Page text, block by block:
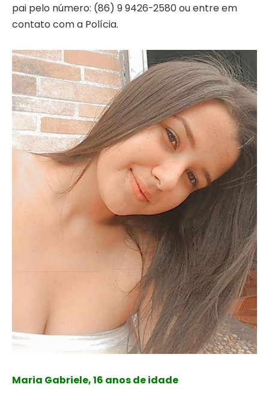
pai pelo número: (86) 9 9426-2580 ou entre em
contato com a Polícia.
Maria Gabriele, 16 anos de idade